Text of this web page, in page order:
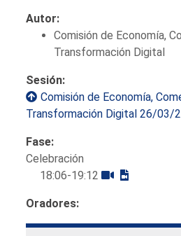
Autor:
Comisión de Economía,
Transformación Digital
Sesión:
Comisión de Economía,
Transformación Digital 26/03/
Fase:
Celebración
18:06-19:12
Oradores: